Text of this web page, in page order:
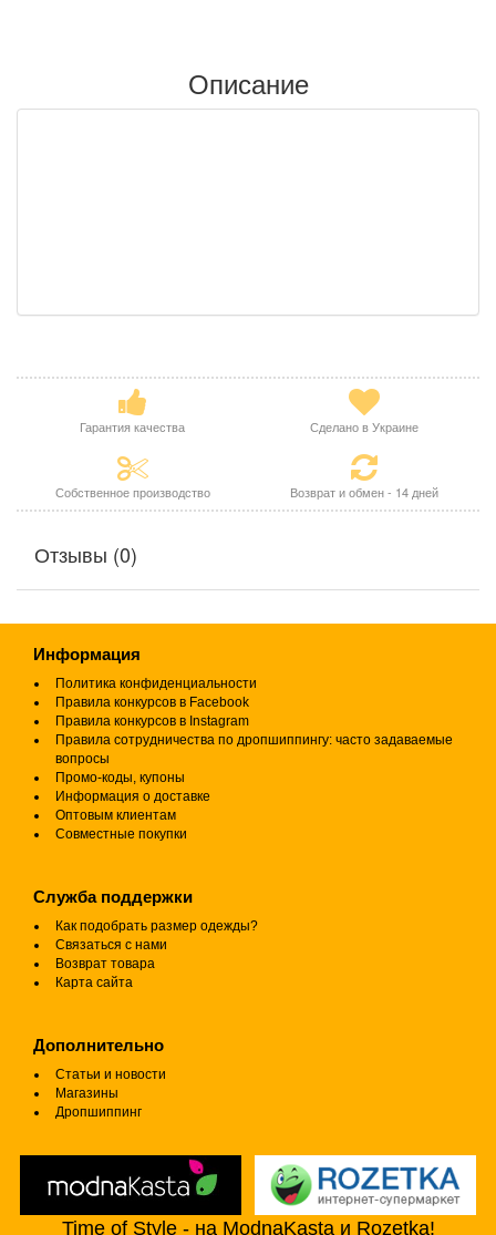
Описание
Гарантия качества Сделано в Украине
Собственное производство Возврат и обмен - 14 дней
Отзывы (0)
Информация
Политика конфиденциальности
Правила конкурсов в Facebook
Правила конкурсов в Instagram
Правила сотрудничества по дропшиппингу: часто задаваемые
вопросы
Промо-коды, купоны
Информация о доставке
Оптовым клиентам
Совместные покупки
Служба поддержки
Как подобрать размер одежды?
Связаться с нами
Возврат товара
Карта сайта
Дополнительно
Статьи и новости
Магазины
Дропшиппинг
Time of Style - на ModnaKasta и Rozetka!